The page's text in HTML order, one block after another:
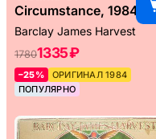
Circumstance, 1984
Barclay James Harvest
17801335 ₽
–25%
ОРИГИНАЛ 1984
ПОПУЛЯРНО